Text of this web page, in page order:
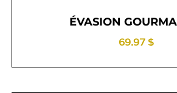
ÉVASION
69.97 $